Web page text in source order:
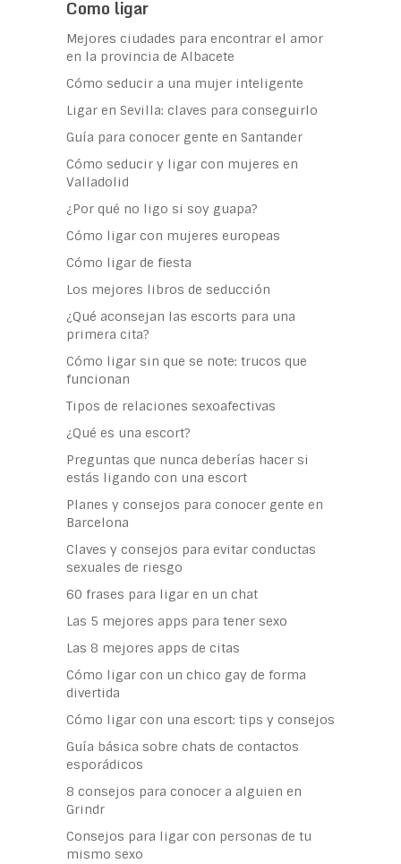
Como ligar
Mejores ciudades para encontrar el amor
en la provincia de Albacete
Cómo seducir a una mujer inteligente
Ligar en Sevilla: claves para conseguirlo
Guía para conocer gente en Santander
Cómo seducir y ligar con mujeres en
Valladolid
¿Por qué no ligo si soy guapa?
Cómo ligar con mujeres europeas
Cómo ligar de fiesta
Los mejores libros de seducción
¿Qué aconsejan las escorts para una
primera cita?
Cómo ligar sin que se note: trucos que
funcionan
Tipos de relaciones sexoafectivas
¿Qué es una escort?
Preguntas que nunca deberías hacer si
estás ligando con una escort
Planes y consejos para conocer gente en
Barcelona
Claves y consejos para evitar conductas
sexuales de riesgo
60 frases para ligar en un chat
Las 5 mejores apps para tener sexo
Las 8 mejores apps de citas
Cómo ligar con un chico gay de forma
divertida
Cómo ligar con una escort: tips y consejos
Guía básica sobre chats de contactos
esporádicos
8 consejos para conocer a alguien en
Grindr
Consejos para ligar con personas de tu
mismo sexo